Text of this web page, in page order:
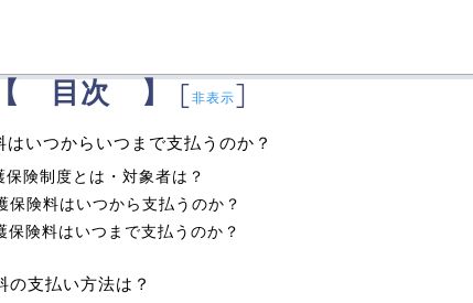
目次 】 [非表示]
いつからいつまで支払うのか？
保険制度とは・対象者は？
保険料はいつから支払うのか？
保険料はいつまで支払うのか？
の支払い方法は？